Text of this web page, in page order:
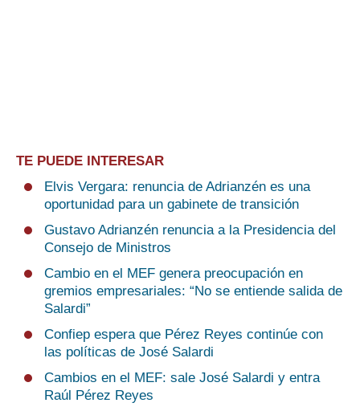
TE PUEDE INTERESAR
Elvis Vergara: renuncia de Adrianzén es una
oportunidad para un gabinete de transición
Gustavo Adrianzén renuncia a la Presidencia del
Consejo de Ministros
Cambio en el MEF genera preocupación en
gremios empresariales: “No se entiende salida de
Salardi”
Confiep espera que Pérez Reyes continúe con
las políticas de José Salardi
Cambios en el MEF: sale José Salardi y entra
Raúl Pérez Reyes